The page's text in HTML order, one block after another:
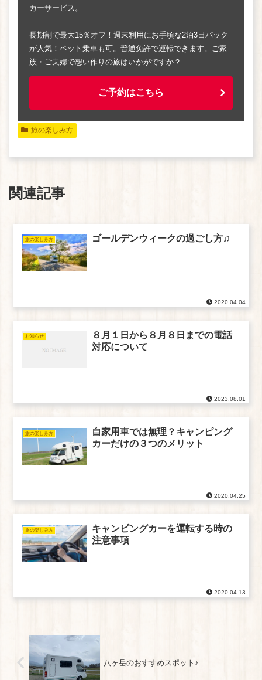
カーサービス。
長期割で最大15％オフ！週末利用にお手頃な2泊3日パック
が人気！ペット乗車も可。普通免許で運転できます。ご家
族・ご夫婦で想い作りの旅はいかがですか？
ご予約はこちら
旅の楽しみ方
関連記事
旅の楽しみ方 ゴールデンウィークの過ごし方♫
2020.04.04
お知らせ
８月１日から８月８日までの電話
対応について
2023.08.01
旅の楽しみ方
自家用車では無理？キャンピング
カーだけの３つのメリット
2020.04.25
旅の楽しみ方
キャンピングカーを運転する時の
注意事項
2020.04.13
八ヶ岳のおすすめスポット♪